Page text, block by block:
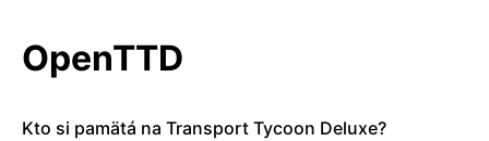
OpenTTD
Kto si pamätá na Transport Tycoon Deluxe?